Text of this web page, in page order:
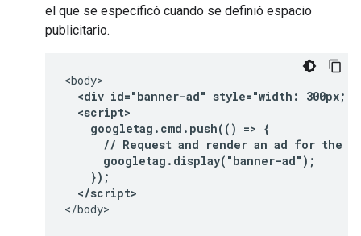
el que se especificó cuando se definió espacio
publicitario.
<div id="banner-ad" style="width: 300px;
  <script>
    googletag.cmd.push(() => {
// Request and render an ad for the
      googletag.display("banner-ad");
    });
  </script>
</body>